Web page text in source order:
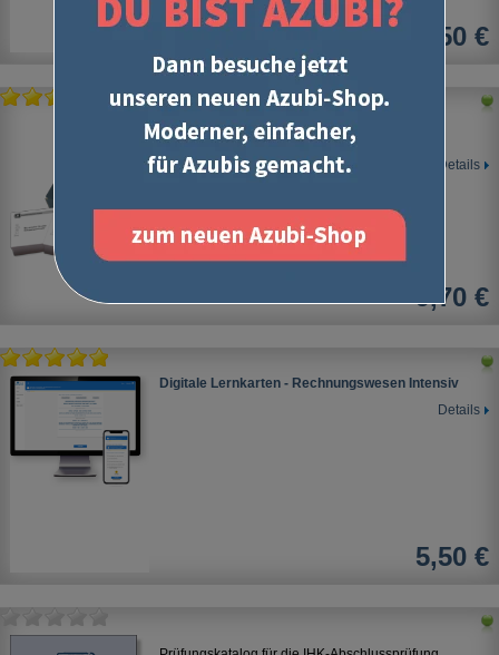
5,50 €
Lernkarten
Rechnungswesen -Intensiv-
Details
9,70 €
Digitale Lernkarten - Rechnungswesen Intensiv
Details
5,50 €